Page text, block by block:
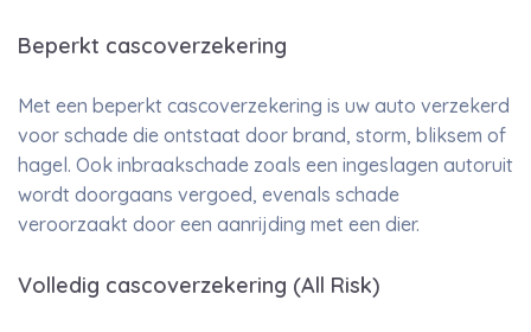
Beperkt cascoverzekering
Met een beperkt cascoverzekering is uw auto verzekerd
voor schade die ontstaat door brand, storm, bliksem of
hagel. Ook inbraakschade zoals een ingeslagen autoruit
wordt doorgaans vergoed, evenals schade
veroorzaakt door een aanrijding met een dier.
Volledig cascoverzekering (All Risk)